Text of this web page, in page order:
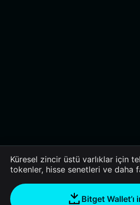
Küresel zincir üstü varlıklar için
tokenler, hisse senetleri ve daha
Bitget Wallet’ı